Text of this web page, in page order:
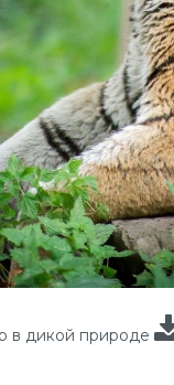
в дикой природе